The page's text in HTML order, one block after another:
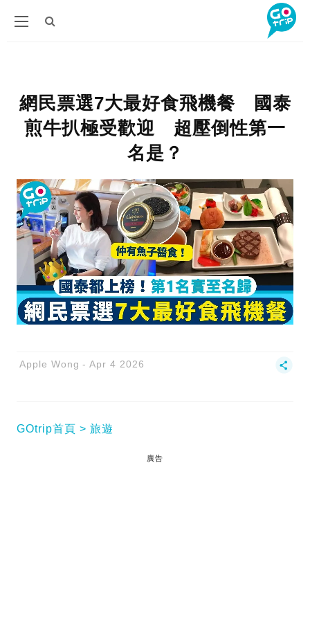
網民票選7大最好食飛機餐 國泰
煎牛扒極受歡迎 超壓倒性第一
名是？
Apple Wong Apr 4 2026
GOtrip首頁 旅遊
廣告